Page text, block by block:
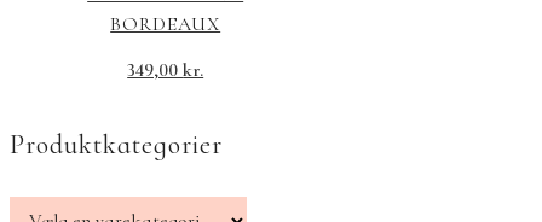
BORDEAUX
349,00kr.
Produktkategorier